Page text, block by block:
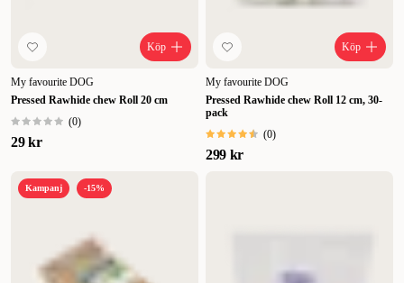
Köp
My favourite DOG
Pressed Rawhide chew Roll 20 cm
(0)
29 kr
Köp
My favourite DOG
Pressed Rawhide chew Roll 12 cm, 30-
pack
(0)
299 kr
Kampanj -15%